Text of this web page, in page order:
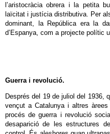
l’aristocràcia obrera i la petita
laïcitat i justícia distributiva. Per
dominant, la República era la
d’Espanya, com a projecte polític
Guerra i revolució.
Després del 19 de juliol del 1936,
vençut a Catalunya i altres
procés de guerra i revolució
desaparició de les estructures